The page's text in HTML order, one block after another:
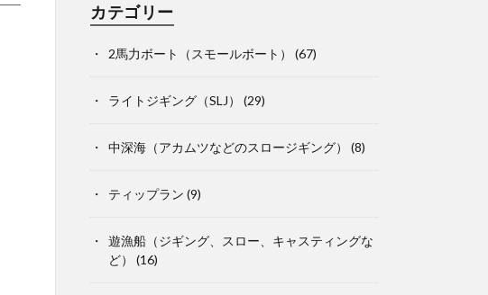
カテゴリー
2馬力ボート（スモールボート） (67)
ライトジギング（SLJ） (29)
中深海（アカムツなどのスロージギング） (8)
ティップラン (9)
遊漁船（ジギング、スロー、キャスティングな
ど）
(16)